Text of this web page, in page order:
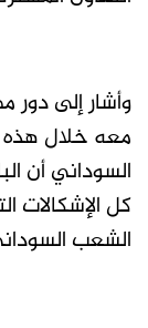
وأشار إلى
معه خلال هذه
السوداني أن
كل الإشكالات
الشعب